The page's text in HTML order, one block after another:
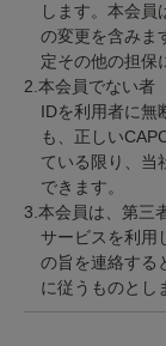
します。本会員
の変更を含みま
定その他の担保
2.本会員でない者
IDを利用者に無
も、正しい
ている限り、当
できます。
3.本会員は、第三
サービスを利用
の旨を連絡する
に従うものとし